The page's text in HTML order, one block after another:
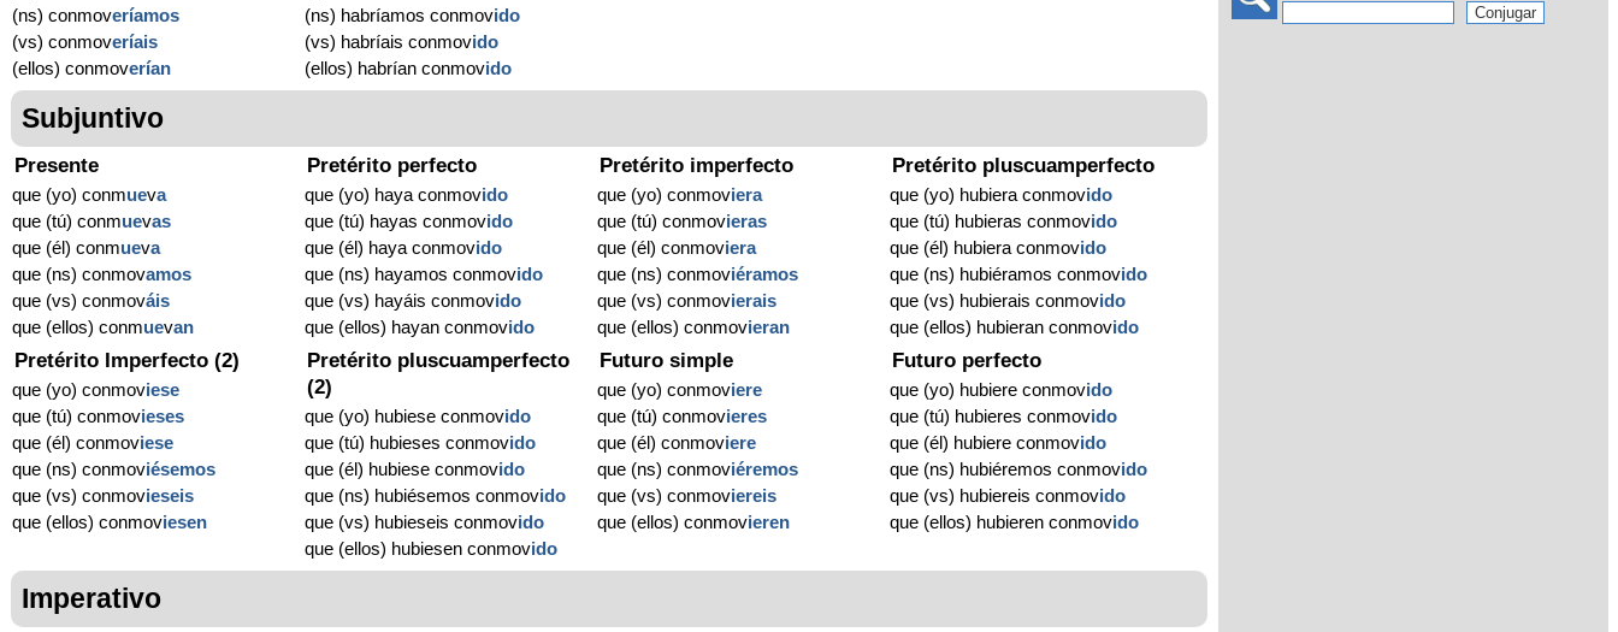
(ns) conmoveríamos
(vs) conmoveríais
(ellos) conmoverían
(ns) habríamos conmovido
(vs) habríais conmovido
(ellos) habrían conmovido
Subjuntivo
Presente
que (yo) conmueva
que (tú) conmuevas
que (él) conmueva
que (ns) conmovamos
que (vs) conmováis
que (ellos) conmuevan
Pretérito perfecto
que (yo) haya conmovido
que (tú) hayas conmovido
que (él) haya conmovido
que (ns) hayamos conmovido
que (vs) hayáis conmovido
que (ellos) hayan conmovido
Pretérito imperfecto
que (yo) conmoviera
que (tú) conmovieras
que (él) conmoviera
que (ns) conmoviéramos
que (vs) conmovierais
que (ellos) conmovieran
Pretérito pluscuamperfecto
que (yo) hubiera conmovido
que (tú) hubieras conmovido
que (él) hubiera conmovido
que (ns) hubiéramos conmovido
que (vs) hubierais conmovido
que (ellos) hubieran conmovido
Pretérito Imperfecto (2)
que (yo) conmoviese
que (tú) conmovieses
que (él) conmoviese
que (ns) conmoviésemos
que (vs) conmovieseis
que (ellos) conmoviesen
Pretérito pluscuamperfecto
(2)
que (yo) hubiese conmovido
que (tú) hubieses conmovido
que (él) hubiese conmovido
que (ns) hubiésemos conmovido
que (vs) hubieseis conmovido
que (ellos) hubiesen conmovido
Futuro simple
que (yo) conmoviere
que (tú) conmovieres
que (él) conmoviere
que (ns) conmoviéremos
que (vs) conmoviereis
que (ellos) conmovieren
Futuro perfecto
que (yo) hubiere conmovido
que (tú) hubieres conmovido
que (él) hubiere conmovido
que (ns) hubiéremos conmovido
que (vs) hubiereis conmovido
que (ellos) hubieren conmovido
Imperativo